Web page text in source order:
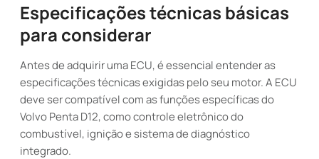
Especificações técnicas básicas
para considerar
Antes de adquirir uma ECU, é essencial entender as
especificações técnicas exigidas pelo seu motor. A ECU
deve ser compatível com as funções específicas do
Volvo Penta D12, como controle eletrônico do
combustível, ignição e sistema de diagnóstico
integrado.